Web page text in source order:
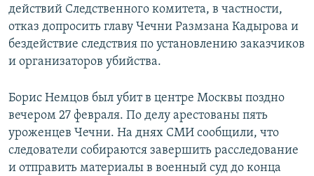
действий Следственного комитета, в частности,
отказ допросить главу Чечни Размзана Кадырова и
бездействие следствия по установлению заказчиков
и организаторов убийства.
Борис Немцов был убит в центре Москвы поздно
вечером 27 февраля. По делу арестованы пять
уроженцев Чечни. На днях СМИ сообщили, что
следователи собираются завершить расследование
и отправить материалы в военный суд до конца